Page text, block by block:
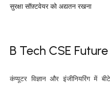
सुरक्षा सॉफ़्टवेयर को अद्यतन रखना
B Tech CSE
कंप्यूटर विज्ञान और इंजीनियरिंग में